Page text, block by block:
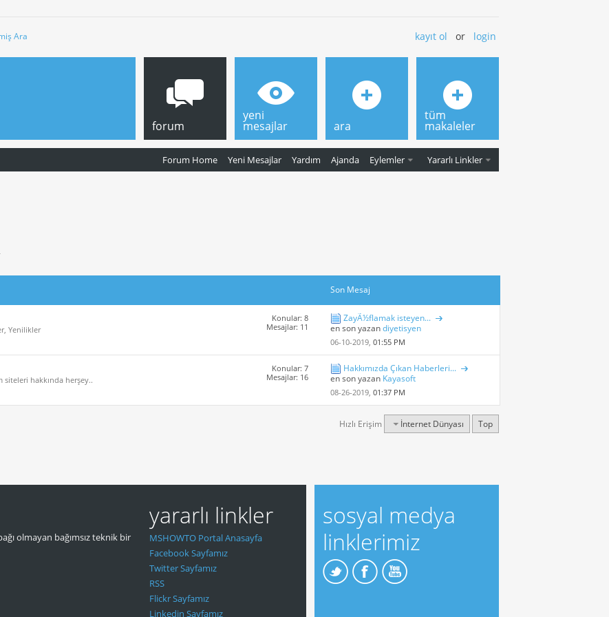
Ara kayıt ol or login
forum
Forum Home Yeni Mesajlar Yardım Ajanda Eylemler Yararlı Linkler
yeni
mesajlar ara
tüm
makaleler
Son Mesaj
Yenilikler
Konular: 8
Mesajlar: 11
ZayÃ½flamak isteyen...
en son yazandiyetisyen
06-10-2019,01:55 PM
siteleri hakkında herşey..
Konular: 7
Mesajlar: 16
Hakkımızda Çıkan Haberleri...
en son yazan Kayasoft
08-26-2019,01:37 PM
Hızlı Erişim İnternet Dünyası Top
olmayan bağımsız teknik bir
yararlı linkler
MSHOWTO Portal Anasayfa
Facebook Sayfamız
Twitter Sayfamız
RSS
Flickr Sayfamız
Linkedin Sayfamız
sosyal medya
linklerimiz